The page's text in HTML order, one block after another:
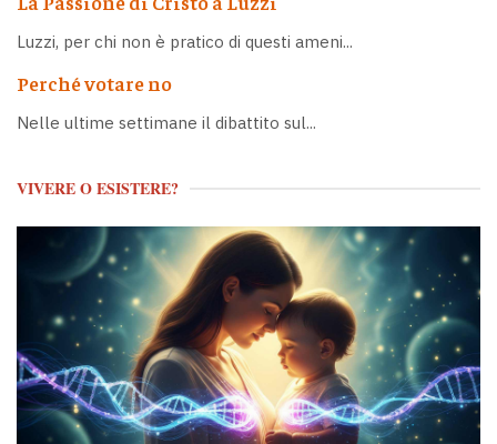
Luzzi, per chi non è pratico di questi ameni...
Perché votare no
Nelle ultime settimane il dibattito sul...
VIVERE O ESISTERE?